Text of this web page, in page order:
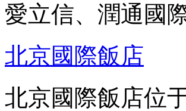
愛立信、潤通國
北京國際飯店
北京國際飯店位